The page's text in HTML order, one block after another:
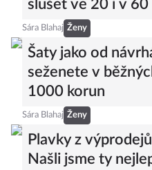
slušet ve 20 i v 60
Sára Blahaj Ženy
Šaty jako od
seženete v
1000 korun
Sára Blahaj Ženy
Plavky z
Našli jsme ty